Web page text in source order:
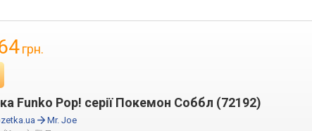
грн.
Funko Pop! серії Покемон Соббл (72192)
Mr. Joe